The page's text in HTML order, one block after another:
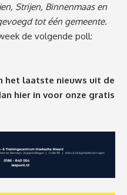
Strijen, Binnenmaas en
tot één gemeente.
de volgende poll:
het laatste nieuws uit de
hier in voor onze gratis